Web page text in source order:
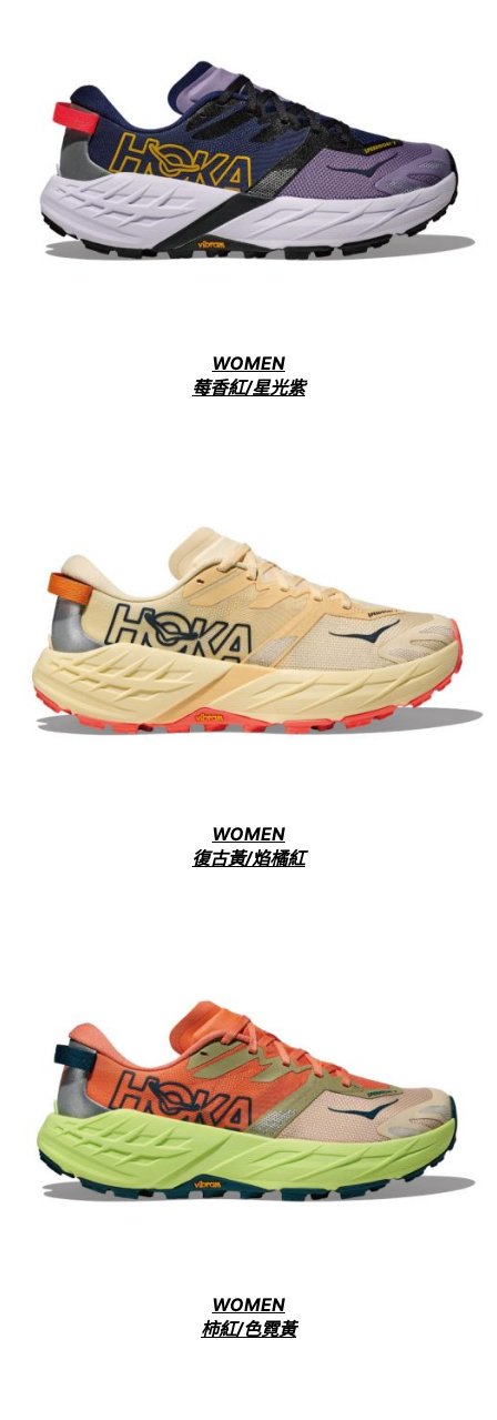
WOMEN
莓香紅/星光紫
WOMEN
復古黃/焰橘紅
WOMEN
柿紅/色霓黃